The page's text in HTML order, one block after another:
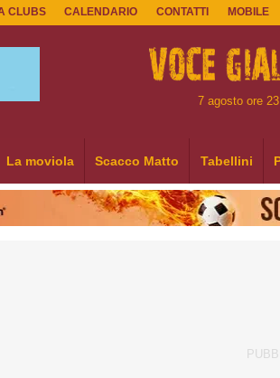
CLUBS CALENDARIO CONTATTI MOBILE
7 agosto ore
La moviola Scacco Matto Tabellini